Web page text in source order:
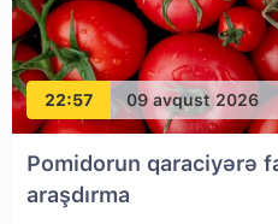
22:57 09 avqust 2026
Pomidorun qaraciyərə
araşdırma